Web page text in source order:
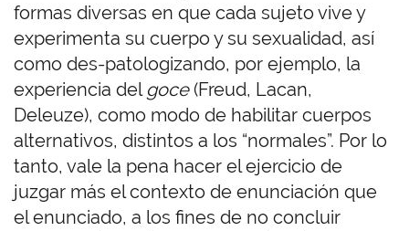
formas diversas en que cada sujeto vive y
experimenta su cuerpo y su sexualidad, así
como des-patologizando, por ejemplo, la
experiencia del goce (Freud, Lacan,
Deleuze), como modo de habilitar cuerpos
alternativos, distintos a los “normales”. Por lo
tanto, vale la pena hacer el ejercicio de
juzgar más el contexto de enunciación que
el enunciado, a los fines de no concluir